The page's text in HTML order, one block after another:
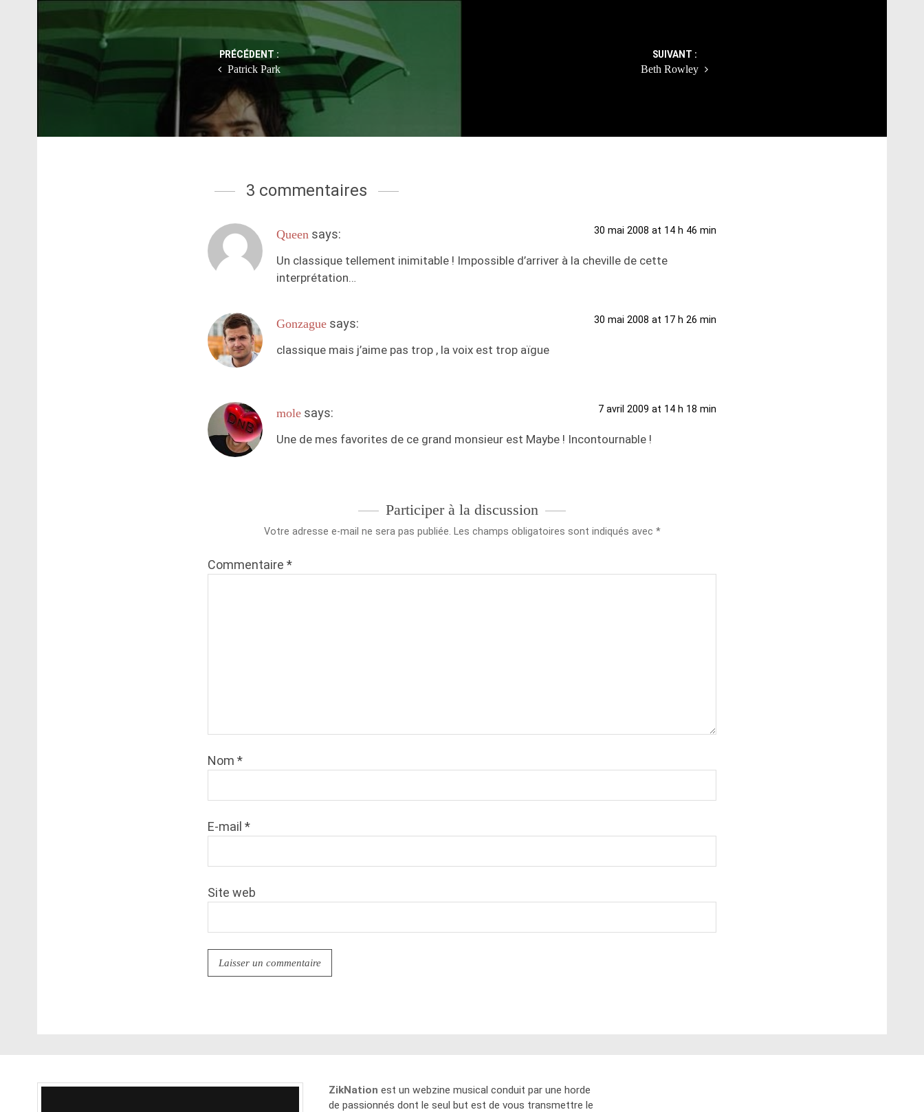
Post
navigation
PRÉCÉDENT :
Patrick Park
SUIVANT :
Beth Rowley
3 commentaires
Queen says: 30 mai 2008 at 14 h 46 min
Un classique tellement inimitable ! Impossible d’arriver à la cheville de cette
interprétation…
Gonzague says: 30 mai 2008 at 17 h 26 min
classique mais j’aime pas trop , la voix est trop aïgue
mole says: 7 avril 2009 at 14 h 18 min
Une de mes favorites de ce grand monsieur est Maybe ! Incontournable !
Participer à la discussion
Votre adresse e-mail ne sera pas publiée. Les champs obligatoires sont indiqués avec *
Commentaire *
Nom *
E-mail *
Site web
ZikNation est un webzine musical conduit par une horde
de passionnés dont le seul but est de vous transmettre le